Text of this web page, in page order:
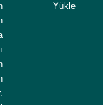
Yükle